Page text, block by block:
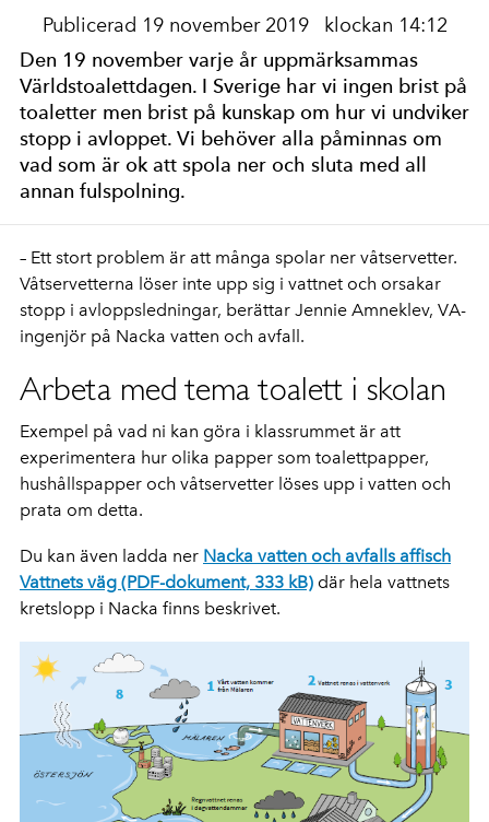
Publicerad 19 november 2019 klockan 14:12
Den 19 november varje år uppmärksammas
Världstoalettdagen. I Sverige har vi ingen brist på
toaletter men brist på kunskap om hur vi undviker
stopp i avloppet. Vi behöver alla påminnas om
vad som är ok att spola ner och sluta med all
annan fulspolning.
– Ett stort problem är att många spolar ner våtservetter.
Våtservetterna löser inte upp sig i vattnet och orsakar
stopp i avloppsledningar, berättar Jennie Amneklev, VA-
ingenjör på Nacka vatten och avfall.
Arbeta med tema toalett i skolan
Exempel på vad ni kan göra i klassrummet är att
experimentera hur olika papper som toalettpapper,
hushållspapper och våtservetter löses upp i vatten och
prata om detta.
Du kan även ladda ner Nacka vatten och avfalls affisch
Vattnets väg (PDF-dokument, 333 kB) där hela vattnets
kretslopp i Nacka finns beskrivet.